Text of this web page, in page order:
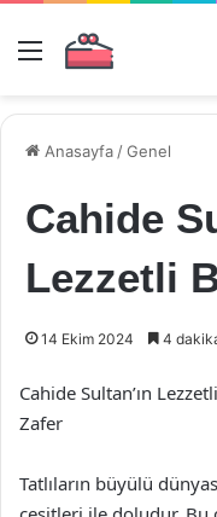
Menü
Anasayfa /Genel
Cahide
Lezzetli
14 Ekim 2024 4
Cahide Sultan’ın
Zafer
Tatlıların büyülü